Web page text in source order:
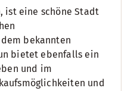
ist eine schöne Stadt
bekannten
bietet ebenfalls ein
und im
und